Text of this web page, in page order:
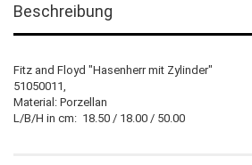
Beschreibung
Fitz and Floyd "Hasenherr mit Zylinder"
51050011,
Material: Porzellan
L/B/H in cm: 18.50 / 18.00 / 50.00